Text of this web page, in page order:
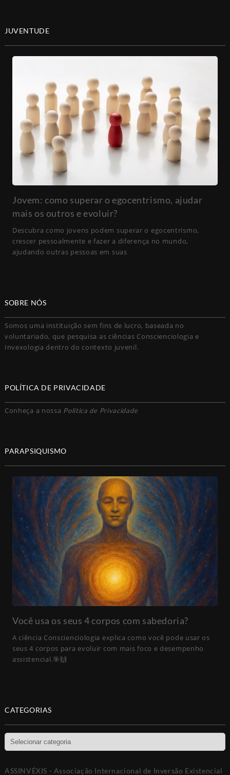
JUVENTUDE
Jovem: como superar o egocentrismo, ajudar
mais os outros e evoluir?
Descubra como jovens podem superar o egocentrismo,
crescer pessoalmente e fazer a diferença no mundo,
ajudando outras pessoas em suas
SOBRE NÓS
Somos uma instituição sem fins de lucro, baseada no
voluntariado, que pesquisa as ciências Conscienciologia e
Invexologia dentro do contexto juvenil.
POLÍTICA DE PRIVACIDADE
Conheça a nossa Política de Privacidade
PARAPSIQUISMO
Você usa os seus 4 corpos com sabedoria?
A ciência Conscienciologia explica como você pode usar os
seus 4 corpos para evoluir com mais foco e desempenho
assistencial.🎯🙌
CATEGORIAS
Categorias
ASSINVÉXIS - Associação Internacional de Inversão Existencial